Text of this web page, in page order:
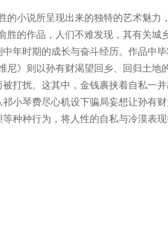
小说所呈现出来的独特的艺术魅力
胜的作品，人们不难发现，其有关
年时期的成长与奋斗经历。作品中
尼》则以孙有财渴望回乡、回归土
打扰。这其中，金钱裹挟着自私一
小琴费尽心机设下骗局妄想让孙有
种种行为，将人性的自私与冷漠表